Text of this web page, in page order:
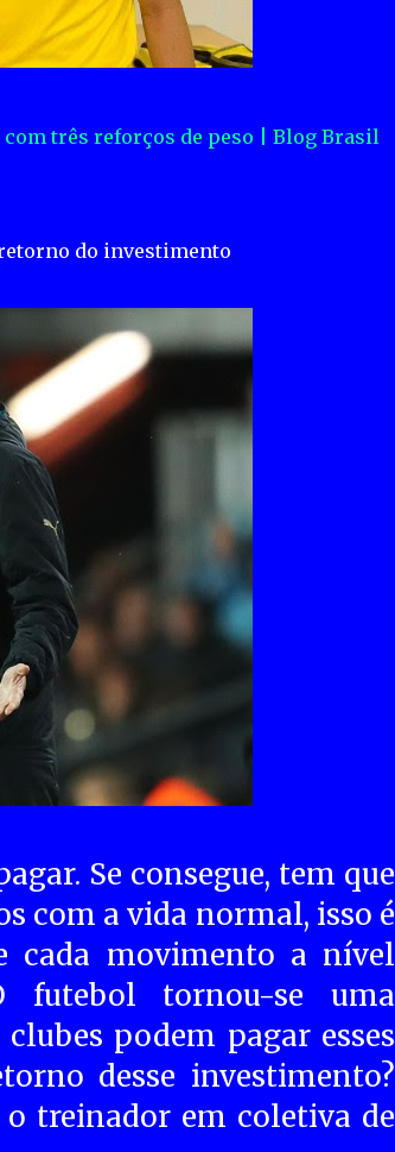
três reforços de peso | Blog Brasil
do investimento
Se consegue, tem que
com a vida normal, isso é
cada movimento a nível
futebol tornou-se uma
podem pagar esses
desse investimento?
treinador em coletiva de